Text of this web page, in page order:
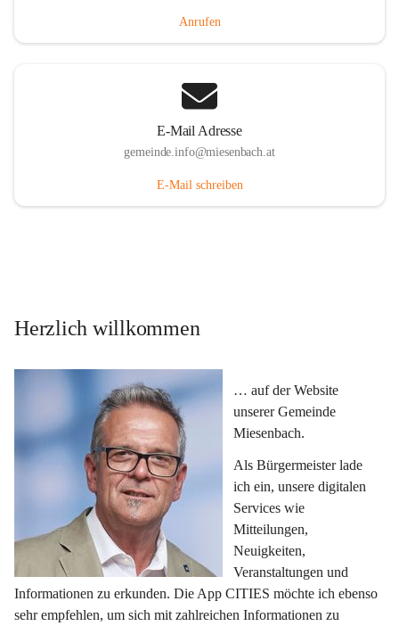
Anrufen
E-Mail Adresse
gemeinde.info@miesenbach.at
E-Mail schreiben
Herzlich willkommen
… auf der Website
unserer Gemeinde
Miesenbach.
Als Bürgermeister lade
ich ein, unsere digitalen
Services wie
Mitteilungen,
Neuigkeiten,
Veranstaltungen und
Informationen zu erkunden. Die App CITIES möchte ich ebenso
sehr empfehlen, um sich mit zahlreichen Informationen zu